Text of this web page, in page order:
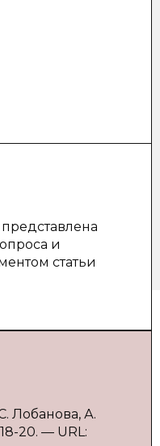
и
статьи
Лобанова, А.
20. — URL: